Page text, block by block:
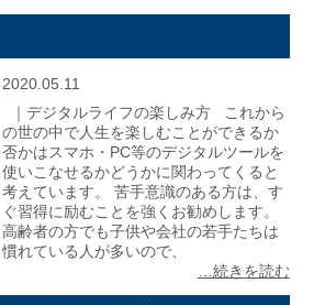
2020.05.11
｜デジタルライフの楽しみ方 これから
の世の中で人生を楽しむことができるか
否かはスマホ・PC等のデジタルツールを
使いこなせるかどうかに関わってくると
考えています。 苦手意識のある方は、す
ぐ習得に励むことを強くお勧めします。
高齢者の方でも子供や会社の若手たちは
慣れている人が多いので、
…続きを読む